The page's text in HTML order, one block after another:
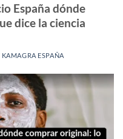
España dónde
dice la ciencia
KAMAGRA ESPAÑA